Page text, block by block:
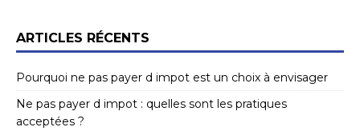
ARTICLES RÉCENTS
Pourquoi ne pas payer d impot est un choix à envisager
Ne pas payer d impot : quelles sont les pratiques
acceptées ?